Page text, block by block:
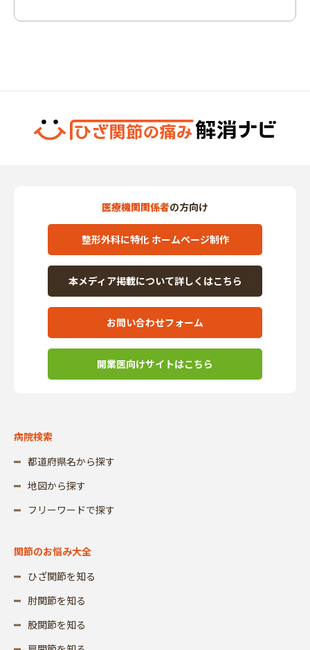
医療機関関係者の方向け
整形外科に特化 ホームページ制作
本メディア掲載について詳しくはこちら
お問い合わせフォーム
開業医向けサイトはこちら
病院検索
都道府県名から探す
地図から探す
フリーワードで探す
関節のお悩み大全
ひざ関節を知る
肘関節を知る
股関節を知る